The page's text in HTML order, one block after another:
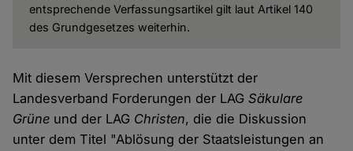
entsprechende Verfassungsartikel gilt laut Artikel 140
des Grundgesetzes weiterhin.
Mit diesem Versprechen unterstützt der
Landesverband Forderungen der LAGSäkulare
Grüne und der LAG Christen, die die Diskussion
unter dem Titel "Ablösung der Staatsleistungen an